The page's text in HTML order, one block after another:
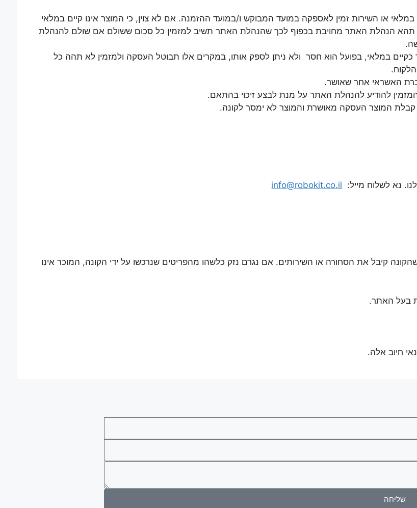
או השירות זמין לאספקה במועד המבוקש ו/במועד ההזמנה. אם לא צוין, כי המוצר אינו קיים במלאי
תהא הנהלת האתר מחויבת בכפוף לכך שהנהלת האתר תשיב למזמין כל סכום ששולם אם שולם להנהלת
במלאי, בפועל הוא חסר ולא ניתן לספק אותו, במקרים אלו תבוטל העסקה ולמזמין לא תהה כל
האשראי אחר שאושר.
להודיע להנהלת האתר על מנת לבצע זיכוי בהתאם.
המוצר העסקה מאושרת והמוצר לא ימסר לקונה.
נא לשלוח מייל: info@robokit.co.il
קיבל את הסחורה או השירותים. אם נגרם נזק כלשהו מהפריטים שנרכשו על ידי הקונה, המוכר אינו
בעל האתר.
חיוב אלה.
שליחה